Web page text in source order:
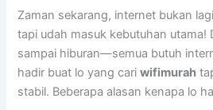
Zaman sekarang, internet bukan
tapi udah masuk kebutuhan utama!
sampai hiburan—semua butuh
hadir buat lo yang cariwifimurah
stabil. Beberapa alasan kenapa lo